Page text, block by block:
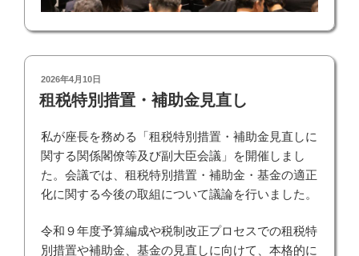
投
稿
日:
2026年4月10日
租税特別措置・補助金見直し
私が座長を務める「租税特別措置・補助金見直しに
関する関係閣僚等及び副大臣会議」を開催しまし
た。会議では、租税特別措置・補助金・基金の適正
化に関する今後の取組について議論を行いました。
令和９年度予算編成や税制改正プロセスでの租税特
別措置や補助金、基金の見直しに向けて、本格的に